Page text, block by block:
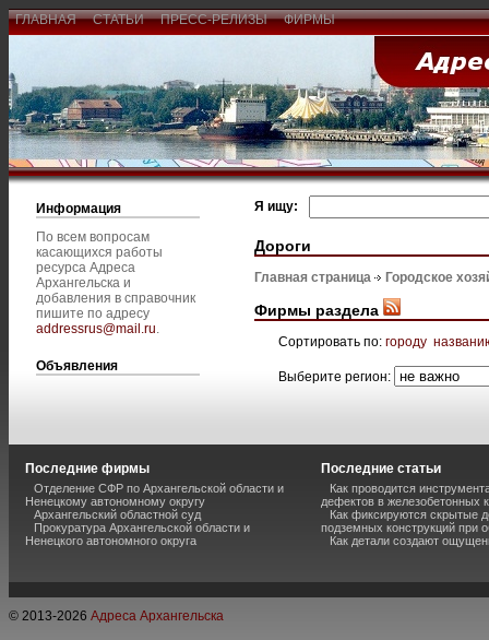
ГЛАВНАЯ СТАТЬИ ПРЕСС-РЕЛИЗЫ ФИРМЫ
Информация
По всем вопросам
касающихся работы
ресурса Адреса
Архангельска и
добавления в справочник
пишите по адресу
addressrus@mail.ru.
Объявления
Я ищу:
Дороги
Главная страница Городское
Фирмы раздела
Сортировать по: городу
Выберите регион:
Последние фирмы
Отделение СФР по Архангельской области и
Ненецкому автономному округу
Архангельский областной суд
Прокуратура Архангельской области и
Ненецкого автономного округа
Последние статьи
Как проводится
дефектов в железобетонных
Как фиксируются скрытые
подземных конструкций при
Как детали создают
© 2013-2026 Адреса Архангельска